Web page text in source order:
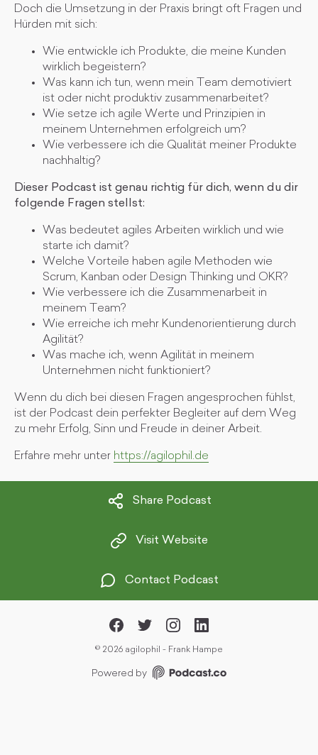
Doch die Umsetzung in der Praxis bringt oft Fragen und
Hürden mit sich:
Wie entwickle ich Produkte, die meine Kunden
wirklich begeistern?
Was kann ich tun, wenn mein Team demotiviert
ist oder nicht produktiv zusammenarbeitet?
Wie setze ich agile Werte und Prinzipien in
meinem Unternehmen erfolgreich um?
Wie verbessere ich die Qualität meiner Produkte
nachhaltig?
Dieser Podcast ist genau richtig für dich, wenn du dir
folgende Fragen stellst:
Was bedeutet agiles Arbeiten wirklich und wie
starte ich damit?
Welche Vorteile haben agile Methoden wie
Scrum, Kanban oder Design Thinking und OKR?
Wie verbessere ich die Zusammenarbeit in
meinem Team?
Wie erreiche ich mehr Kundenorientierung durch
Agilität?
Was mache ich, wenn Agilität in meinem
Unternehmen nicht funktioniert?
Wenn du dich bei diesen Fragen angesprochen fühlst,
ist der Podcast dein perfekter Begleiter auf dem Weg
zu mehr Erfolg, Sinn und Freude in deiner Arbeit.
Erfahre mehr unter https://agilophil.de
Share Podcast
Visit Website
Contact Podcast
© 2026 agilophil - Frank Hampe
Powered by